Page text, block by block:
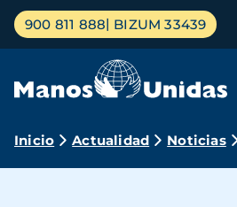
Pasar
contenido
Menú
principal
900 811 888 BIZUM 33439
Ruta
Inicio Actualidad Noticias